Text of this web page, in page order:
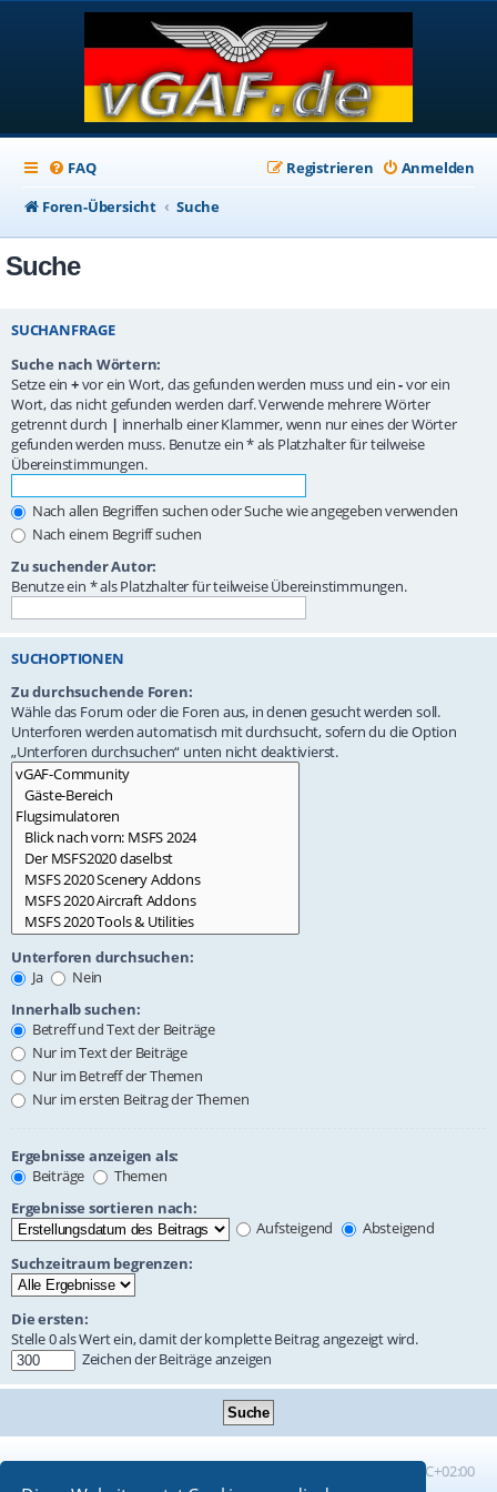
FAQ Anmelden
Registrieren
Foren-Übersicht
Suche
Suche
SUCHANFRAGE
Suche nach Wörtern:
Setze ein +vor ein Wort, das gefunden werden muss und ein-vor ein
Wort, das nicht gefunden werden darf. Verwende mehrere Wörter
getrennt durch | innerhalb einer Klammer, wenn nur eines der Wörter
gefunden werden muss. Benutze ein * als Platzhalter für teilweise
Übereinstimmungen.
Nach allen Begriffen suchen oder Suche wie angegeben verwenden
Nach einem Begriff suchen
Zu suchender Autor:
Benutze ein * als Platzhalter für teilweise Übereinstimmungen.
SUCHOPTIONEN
Zu durchsuchende Foren:
Wähle das Forum oder die Foren aus, in denen gesucht werden soll.
Unterforen werden automatisch mit durchsucht, sofern du die Option
„Unterforen durchsuchen“ unten nicht deaktivierst.
Unterforen durchsuchen:
Ja
Nein
Innerhalb suchen:
Betreff und Text der Beiträge
Nur im Text der Beiträge
Nur im Betreff der Themen
Nur im ersten Beitrag der Themen
Ergebnisse anzeigen als:
Beiträge
Themen
Ergebnisse sortieren nach:
Aufsteigend
Absteigend
Suchzeitraum begrenzen:
Die ersten:
Stelle 0 als Wert ein, damit der komplette Beitrag angezeigt wird.
Zeichen der Beiträge anzeigen
UTC+02:00